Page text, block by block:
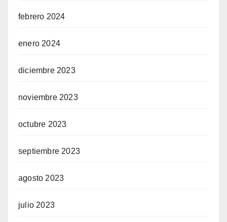
febrero 2024
enero 2024
diciembre 2023
noviembre 2023
octubre 2023
septiembre 2023
agosto 2023
julio 2023